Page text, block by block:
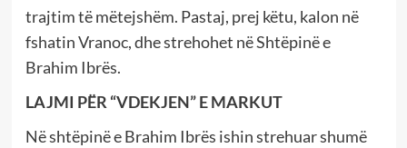
trajtim të mëtejshëm. Pastaj, prej këtu, kalon në
fshatin Vranoc, dhe strehohet në Shtëpinë e
Brahim Ibrës.
LAJMI PËR “VDEKJEN” E MARKUT
Në shtëpinë e Brahim Ibrës ishin strehuar shumë